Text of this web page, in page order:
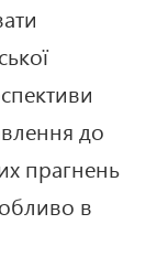
до
прагнень
в